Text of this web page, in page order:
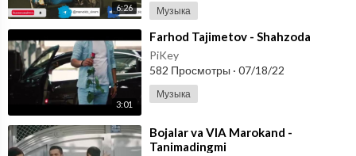
6:26 Музыка
3:01
⁣Farhod Tajimetov - Shahzoda
PiKey
582 Просмотры · 07/18/22
Музыка
⁣Bojalar va VIA Marokand -
Tanimadingmi